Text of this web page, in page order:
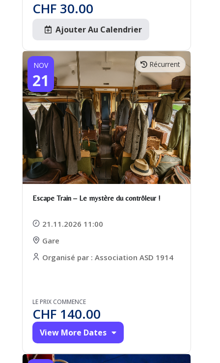
CHF30.00
Ajouter Au Calendrier
NOV
21
Récurrent
Escape Train – Le mystère du contrôleur !
21.11.2026 11:00
Gare
Organisé par : Association ASD 1914
LE PRIX COMMENCE
CHF140.00
View More Dates